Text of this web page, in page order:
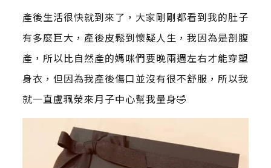
產後生活很快就到來了，大家剛剛都看到我的肚子
有多麼巨大，產後皮鬆到懷疑人生，我因為是剖腹
產，所以比自然產的媽咪們要晚兩週左右才能穿塑
身衣，但因為我產後傷口並沒有很不舒服，所以我
就一直盧珮滎來月子中心幫我量身🤣